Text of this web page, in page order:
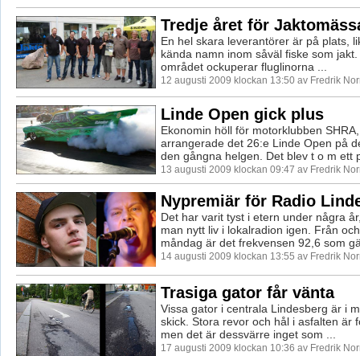
Tredje året för
En hel skara leverantörer är på plats,
kända namn inom såväl fiske som
området ockuperar fluglinorna ...
12 augusti 2009 klockan 13:50 av Fredrik
Linde Open gick plus
Ekonomin höll för motorklubben
arrangerade det 26:e Linde Open på
den gångna helgen. Det blev t o m ett
13 augusti 2009 klockan 09:47 av Fredrik
Nypremiär för Radio
Det har varit tyst i etern under några
man nytt liv i lokalradion igen. Från
måndag är det frekvensen 92,6 som
14 augusti 2009 klockan 13:55 av Fredrik
Trasiga gator får vänta
Vissa gator i centrala Lindesberg är i
skick. Stora revor och hål i asfalten är
men det är dessvärre inget som ...
17 augusti 2009 klockan 10:36 av Fredrik